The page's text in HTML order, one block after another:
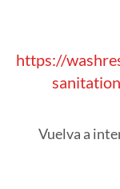
https://
Vuelva a